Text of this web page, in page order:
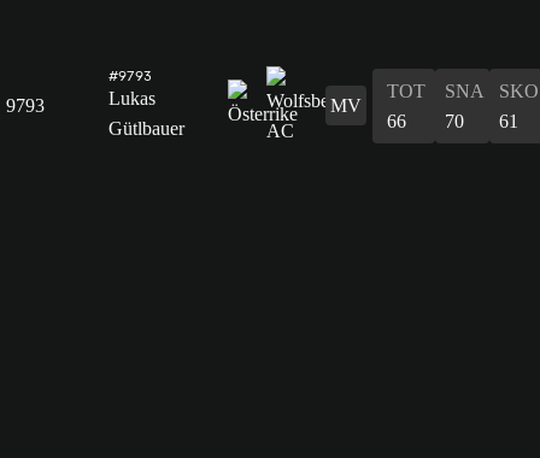
9793
#9793
Lukas
Gütlbauer
MV
TOT
66
SNA
70
SKO
61